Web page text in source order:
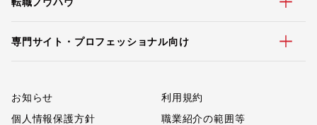
専門サイト・プロフェッショナル向け
お知らせ
利用規約
個人情報保護方針
職業紹介の範囲等